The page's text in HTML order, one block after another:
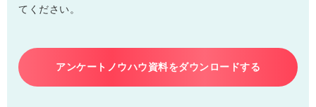
てください。
アンケートノウハウ資料をダウンロードする